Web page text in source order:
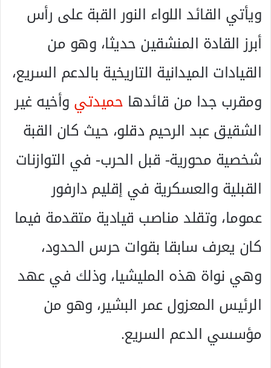
ويأتي القائد اللواء النور القبة على رأس
أبرز القادة المنشقين حديثا، وهو من
القيادات الميدانية التاريخية بالدعم السريع،
ومقرب جدا من قائدها حميدتيوأخيه غير
الشقيق عبد الرحيم دقلو، حيث كان القبة
شخصية محورية- قبل الحرب- في التوازنات
القبلية والعسكرية في إقليم دارفور
عموما، وتقلد مناصب قيادية متقدمة فيما
كان يعرف سابقا بقوات حرس الحدود،
وهي نواة هذه المليشيا، وذلك في عهد
الرئيس المعزول عمر البشير، وهو من
مؤسسي الدعم السريع.